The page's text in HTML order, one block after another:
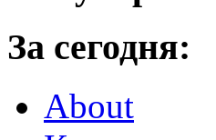
За сегодня:
About